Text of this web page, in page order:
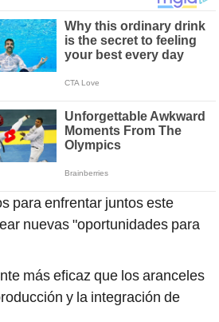
para enfrentar juntos este
nuevas "oportunidades para
más eficaz que los aranceles
y la integración de